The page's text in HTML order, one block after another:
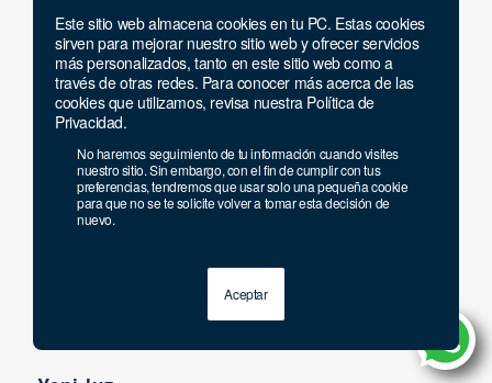
Este sitio web almacena cookies en tu PC. Estas cookies
sirven para mejorar nuestro sitio web y ofrecer servicios
más personalizados, tanto en este sitio web como a
través de otras redes. Para conocer más acerca de las
cookies que utilizamos, revisa nuestra Política de
Privacidad.
No haremos seguimiento de tu información cuando visites
nuestro sitio. Sin embargo, con el fin de cumplir con tus
preferencias, tendremos que usar solo una pequeña cookie
para que no se te solicite volver a tomar esta decisión de
nuevo.
Aceptar
Abdon
says:
1 abril, 2021 at 4:34 pm
Amigables con el Ambiente; Biodiversidad y
Transparencia #InnovacionAgroYa
#EcoZipa #MiOrigenPijao_Q_Co_Su_IbA_Gaia
#AsofamoradelZipa
#MujeresRuralesANUC_Co_Su_IbA_Gaia
@Nicolslpezm2 @mvznicol